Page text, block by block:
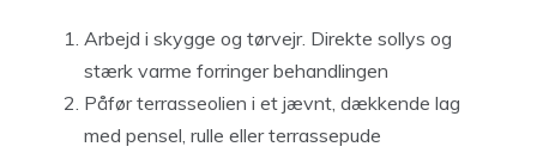
Arbejd i skygge og tørvejr. Direkte sollys og
stærk varme forringer behandlingen
Påfør terrasseolien i et jævnt, dækkende lag
med pensel, rulle eller terrassepude